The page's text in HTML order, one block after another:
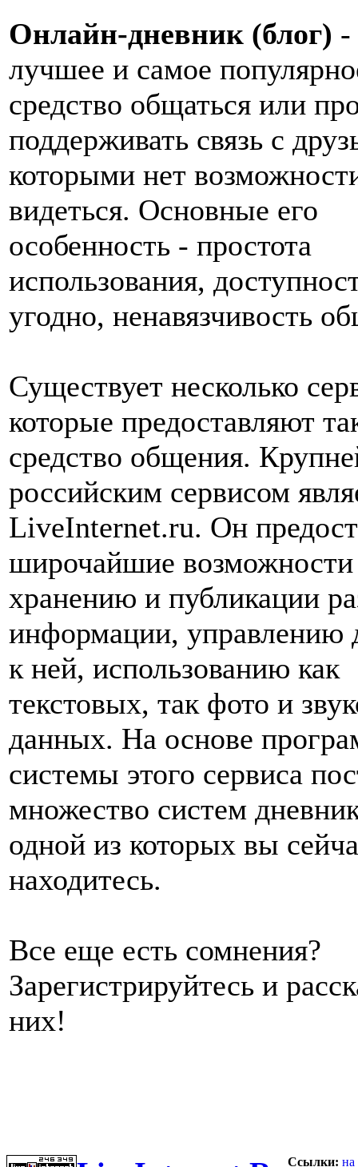
Онлайн-дневник (блог) -
лучшее и самое
средство общаться или
поддерживать связь с
которыми нет
видеться. Основные его
особенность - простота
использования,
угодно, ненавязчивость
Существует несколько
которые предоставляют
средство общения.
российским сервисом
LiveInternet.ru. Он
широчайшие
хранению и публикации
информации, управлению
к ней, использованию как
текстовых, так фото и
данных. На основе
системы этого сервиса
множество систем
одной из которых вы
находитесь.
Все еще есть сомнения?
Зарегистрируйтесь и
них!
Ссылки: на